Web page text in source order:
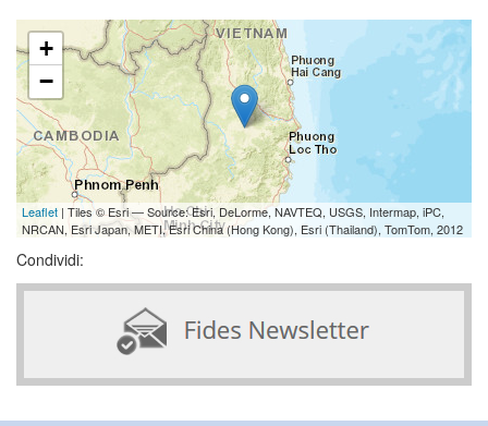
+
−
Leaflet | Tiles © Esri — Source: Esri, DeLorme, NAVTEQ, USGS, Intermap, iPC,
NRCAN, Esri Japan, METI, Esri China (Hong Kong), Esri (Thailand), TomTom, 2012
Condividi: